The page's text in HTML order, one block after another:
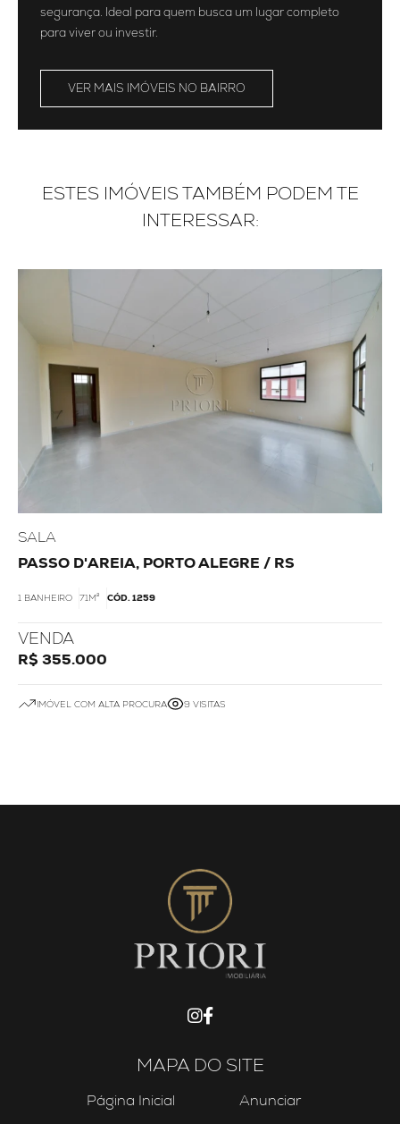
segurança. Ideal para quem busca um lugar completo
para viver ou investir.
VER MAIS IMÓVEIS NO BAIRRO
ESTES IMÓVEIS TAMBÉM PODEM TE
INTERESSAR:
SALA
PASSO D'AREIA, PORTO ALEGRE / RS
1 BANHEIRO 71M² CÓD. 1259
VENDA
R$ 355.000
IMÓVEL COM ALTA PROCURA 9 VISITAS
MAPA DO SITE
Página Inicial
Anunciar